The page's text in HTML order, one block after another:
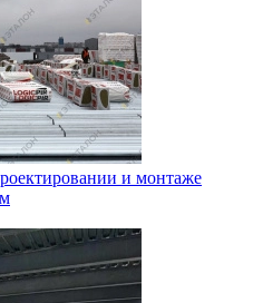
и монтаже